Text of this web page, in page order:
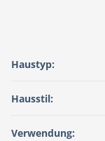
Haustyp:
Hausstil:
Verwendung: